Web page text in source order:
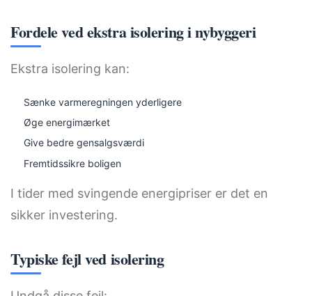
Fordele ved ekstra isolering i nybyggeri
Ekstra isolering kan:
Sænke varmeregningen yderligere
Øge energimærket
Give bedre gensalgsværdi
Fremtidssikre boligen
I tider med svingende energipriser er det en
sikker investering.
Typiske fejl ved isolering